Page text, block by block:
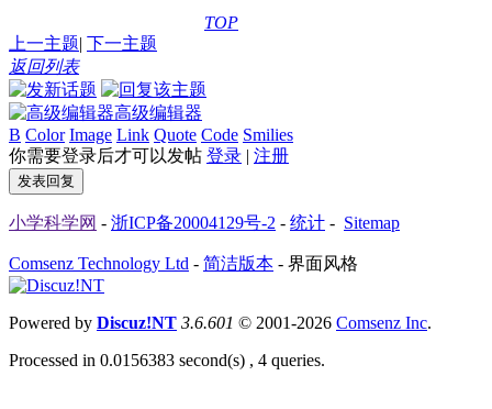
TOP
上一主题| 下一主题
返回列表
高级编辑器
B Color Image Link Quote Code Smilies
你需要登录后才可以发帖 登录 | 注册
发表回复
小学科学网 - 浙ICP备20004129号-2 - 统计 - Sitemap
Comsenz Technology Ltd - 简洁版本 - 界面风格
Powered by Discuz!NT 3.6.601 © 2001-2026 Comsenz Inc.
Processed in 0.0156383 second(s) , 4 queries.